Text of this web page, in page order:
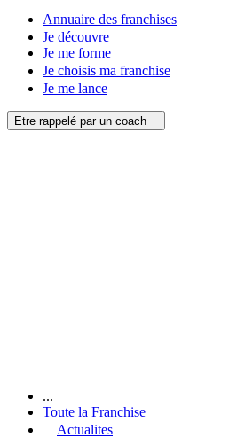
Annuaire des franchises
Je découvre
Je me forme
Je choisis ma franchise
Je me lance
Etre rappelé par un coach
...
Toute la Franchise
Actualites